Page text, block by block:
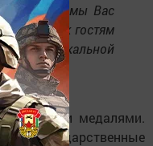
нам еще, мы Вас
к гостям
музыкальной
и медалями.
благодарственные